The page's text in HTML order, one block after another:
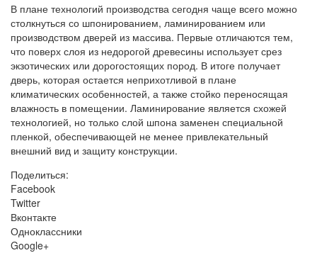
В плане технологий производства сегодня чаще всего можно
столкнуться со шпонированием, ламинированием или
производством дверей из массива. Первые отличаются тем,
что поверх слоя из недорогой древесины использует срез
экзотических или дорогостоящих пород. В итоге получает
дверь, которая остается неприхотливой в плане
климатических особенностей, а также стойко переносящая
влажность в помещении. Ламинирование является схожей
технологией, но только слой шпона заменен специальной
пленкой, обеспечивающей не менее привлекательный
внешний вид и защиту конструкции.
Поделиться:
Facebook
Twitter
Вконтакте
Одноклассники
Google+